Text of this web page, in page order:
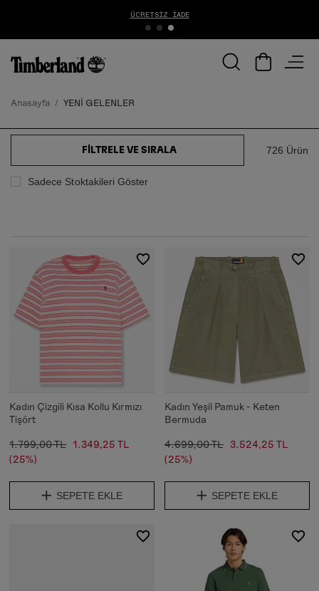
1000 TL ÜZERİ ÜCRETSİZ KARGO
Anasayfa YENİ GELENLER
Sadece Stoktakileri Göster
FILTRELE VE SIRALA 726 Ürün
Kadın Çizgili Kısa Kollu Kırmızı
Tişört
1.799,00 TL 1.349,25 TL
(25%)
SEPETE EKLE
Kadın Yeşil Pamuk - Keten
Bermuda
4.699,00 TL
3.524,25 TL
(25%)
SEPETE EKLE